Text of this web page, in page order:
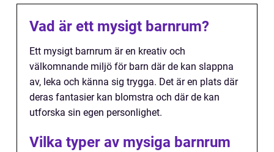
Vad är ett mysigt barnrum?
Ett mysigt barnrum är en kreativ och
välkomnande miljö för barn där de kan slappna
av, leka och känna sig trygga. Det är en plats där
deras fantasier kan blomstra och där de kan
utforska sin egen personlighet.
Vilka typer av mysiga barnrum